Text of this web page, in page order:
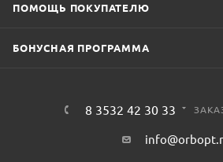
ПОМОЩЬ ПОКУПАТЕЛЮ
БОНУСНАЯ ПРОГРАММА
8 3532 42 30 33